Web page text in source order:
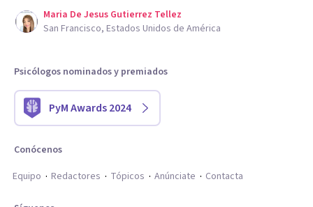
Maria De Jesus Gutierrez Tellez
San Francisco, Estados Unidos de América
Psicólogos nominados y premiados
PyM Awards 2024
Conócenos
Equipo
Redactores Tópicos Anúnciate Contacta